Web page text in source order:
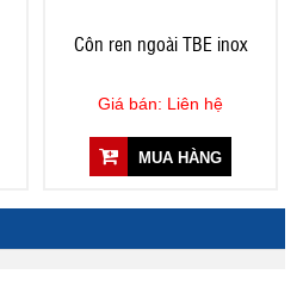
Côn ren ngoài TBE inox
Giá bán: Liên hệ
MUA HÀNG